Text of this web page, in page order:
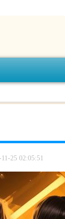
25 02:05:51